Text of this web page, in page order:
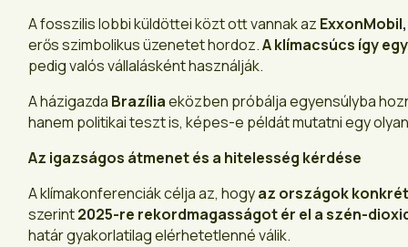
A fosszilis lobbi küldöttei közt ott vannak az
erős szimbolikus üzenetet hordoz.A klímacsúcs így
pedig valós vállalásként használják.
A házigazda Brazíliaeközben próbálja egyensúlyba
hanem politikai teszt is, képes-e példát mutatni egy
Az igazságos átmenet és a hitelesség kérdése
A klímakonferenciák célja az, hogyaz országok
szerint2025-re rekordmagasságot ér el a szén-
határ gyakorlatilag elérhetetlenné válik.